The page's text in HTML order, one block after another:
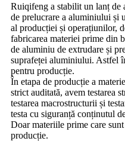
Ruiqifeng a stabilit un lanț de
de prelucrare a aluminiului și
al producției și operațiunilor,
fabricarea materiei prime din
de aluminiu de extrudare și
suprafeței aluminiului. Astfel
pentru producție.
În etapa de producție a
strict auditată, avem testarea
testarea macrostructurii și
testa cu siguranță conținutul
Doar materiile prime care
producție.